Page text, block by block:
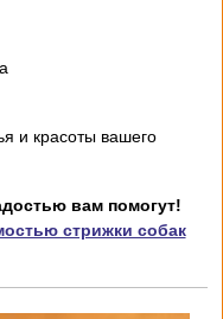
и красоты вашего
вам помогут!
стрижки собак